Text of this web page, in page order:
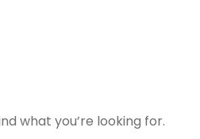
what you’re looking for.